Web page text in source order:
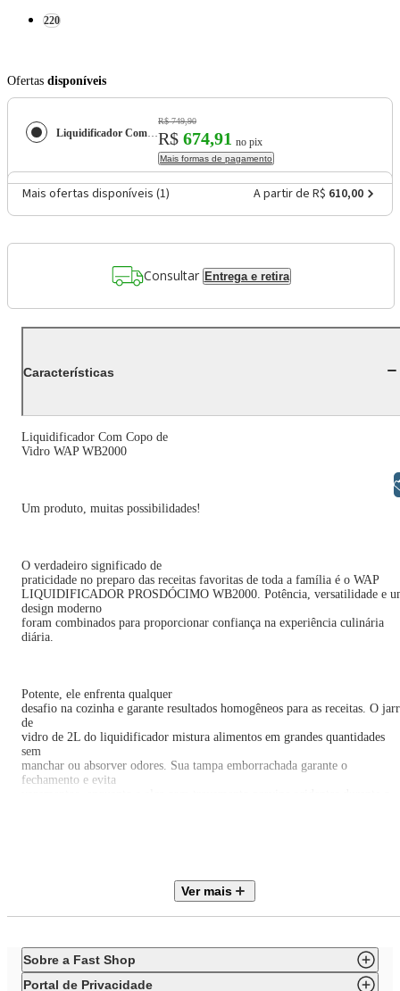
220
Ofertas disponíveis
Liquidificador Com Copo de Vidro WAP WB2000
R$ 749,90
R$ 674,91 no pix
Mais formas de pagamento
Mais ofertas disponíveis (1) A partir de R$ 610,00
Consultar Entrega e retira
Características
Liquidificador Com Copo de
Vidro WAP WB2000
Um produto, muitas possibilidades!
O verdadeiro significado de
praticidade no preparo das receitas favoritas de toda a família é o WAP
LIQUIDIFICADOR PROSDÓCIMO WB2000. Potência, versatilidade e
design moderno
foram combinados para proporcionar confiança na experiência culinária
diária.
Potente, ele enfrenta qualquer
desafio na cozinha e garante resultados homogêneos para as receitas. O
de
vidro de 2L do liquidificador mistura alimentos em grandes quantidades
sem
manchar ou absorver odores. Sua tampa emborrachada garante o
fechamento e evita
liquefazer ingredientes com precisão, as lâminas serrilhadas em aço inox
fáceis
de limpar.
Ver mais
Sobre a Fast Shop
Portal de Privacidade